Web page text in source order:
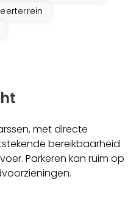
met directe
bereikbaarheid
Parkeren kan ruim op